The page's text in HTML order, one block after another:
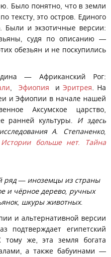
Было понятно, что в земли
тексту, это остров. Единого
Были и экзотичные версии:
судя по описанию —
обезьян и не поскупились
— Африканский Рог:
Эфиопия и Эритрея . На
и Эфиопии в начале нашей
Аксумское царство,
ранней культуры.
И здесь
А. Степаненко,
Истории больше нет. Тайна
ряд — иноземцы из страны
и чёрное дерево, ручных
шкуры животных.
и альтернативной версии
подтверждает египетский
же, эта земля богата
а также бабуинами —